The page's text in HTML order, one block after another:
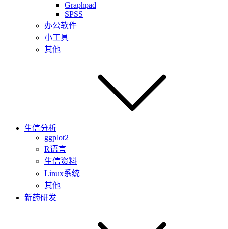
Graphpad
SPSS
办公软件
小工具
其他
生信分析
ggplot2
R语言
生信资料
Linux系统
其他
新药研发